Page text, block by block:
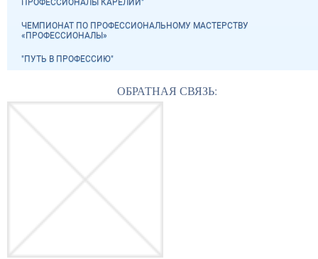
ЧЕМПИОНАТ ПО ПРОФЕССИОНАЛЬНОМУ МАСТЕРСТВУ
«ПРОФЕССИОНАЛЫ»
"ПУТЬ В ПРОФЕССИЮ"
ОБРАТНАЯ СВЯЗЬ: